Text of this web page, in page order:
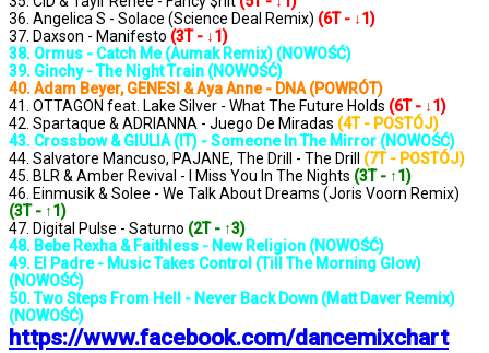
36. Angelica S - Solace (Science Deal Remix) (6T - ↓1)
37. Daxson - Manifesto (3T - ↓1)
38. Ormus - Catch Me (Aumak Remix) (NOWOŚĆ)
39. Ginchy - The Night Train (NOWOŚĆ)
40. Adam Beyer, GENESI & Aya Anne - DNA (POWRÓT)
41. OTTAGON feat. Lake Silver - What The Future Holds (6T - ↓1)
42. Spartaque & ADRIANNA - Juego De Miradas (4T - POSTÓJ)
43. Crossbow & GIULIA (IT) - Someone In The Mirror (NOWOŚĆ)
44. Salvatore Mancuso, PAJANE, The Drill - The Drill (7T - POSTÓJ)
45. BLR & Amber Revival - I Miss You In The Nights (3T - ↑1)
46. Einmusik & Solee - We Talk About Dreams (Joris Voorn Remix)
(3T - ↑1)
47. Digital Pulse - Saturno (2T - ↑3)
48. Bebe Rexha & Faithless - New Religion (NOWOŚĆ)
49. El Padre - Music Takes Control (Till The Morning Glow)
(NOWOŚĆ)
50. Two Steps From Hell - Never Back Down (Matt Daver Remix)
(NOWOŚĆ)
https://www.facebook.com/dancemixchart